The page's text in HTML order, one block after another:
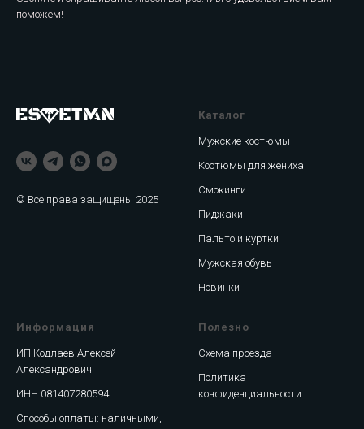
поможем!
© Все права защищены 2025
Каталог
Мужские костюмы
Костюмы для жениха
Смокинги
Пиджаки
Пальто и куртки
Мужская обувь
Новинки
Информация
ИП Кодлаев Алексей
Александрович
ИНН 081407280594
Способы оплаты: наличными,
Полезно
Схема проезда
Политика
конфиденциальности